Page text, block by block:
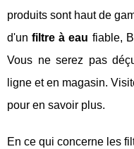
produits sont haut de
d'unfiltre à eau fiable,
Vous ne serez pas
ligne et en magasin.
pour en savoir plus.
En ce qui concerne les